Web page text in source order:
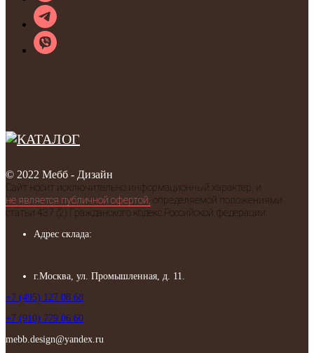
© 2022 Мебб - Дизайн
Сайт носит исключительно информационный характер, и
не является публичной офертой, определяемой положениями
статьи 437 (2) Гражданского кодекс Российской федерации.
Адрес склада:
г.Москва, ул. Промышленная, д. 11.
+7 (495) 127 08 68
+7 (910) 779 06 60
mebb.design@yandex.ru